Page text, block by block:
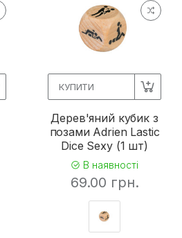
КУПИТИ
Дерев'яний кубик з
позами Adrien Lastic
Dice Sexy (1 шт)
В наявності
69.00 грн.